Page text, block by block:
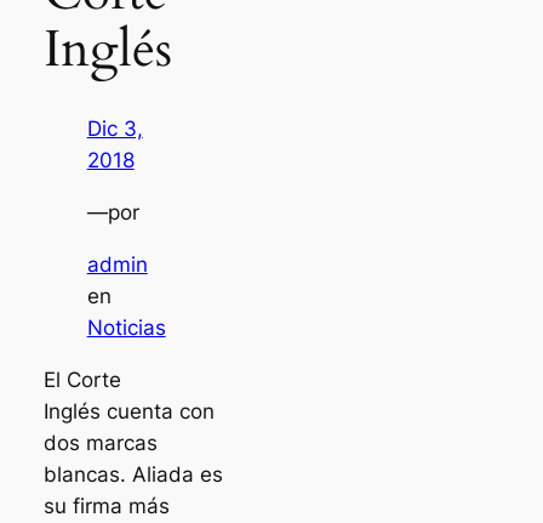
Inglés
Dic 3,
2018
—por
admin
en
Noticias
El Corte
Inglés cuenta con
dos marcas
blancas. Aliada es
su firma más